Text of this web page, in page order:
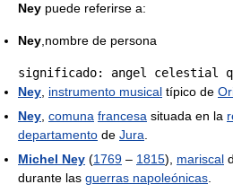
Ney puede referirse a:
Ney ,nombre de persona
Ney instrumento musical típico de
Ney comuna francesa situada en la
departamento de Jura
Michel Ney (1769 – 1815), mariscal
durante las guerras napoleónicas